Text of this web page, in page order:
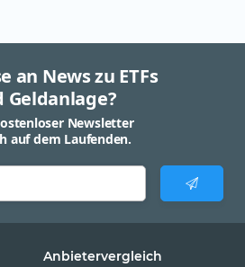
an News zu ETFs
Geldanlage?
Newsletter
auf dem Laufenden.
Anbietervergleich